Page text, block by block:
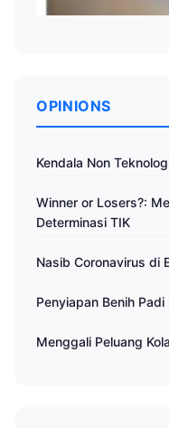
OPINIONS
Kendala Non
Winner or Losers?:
Determinasi TIK
Nasib Coronavirus di
Penyiapan Benih
Menggali Peluang